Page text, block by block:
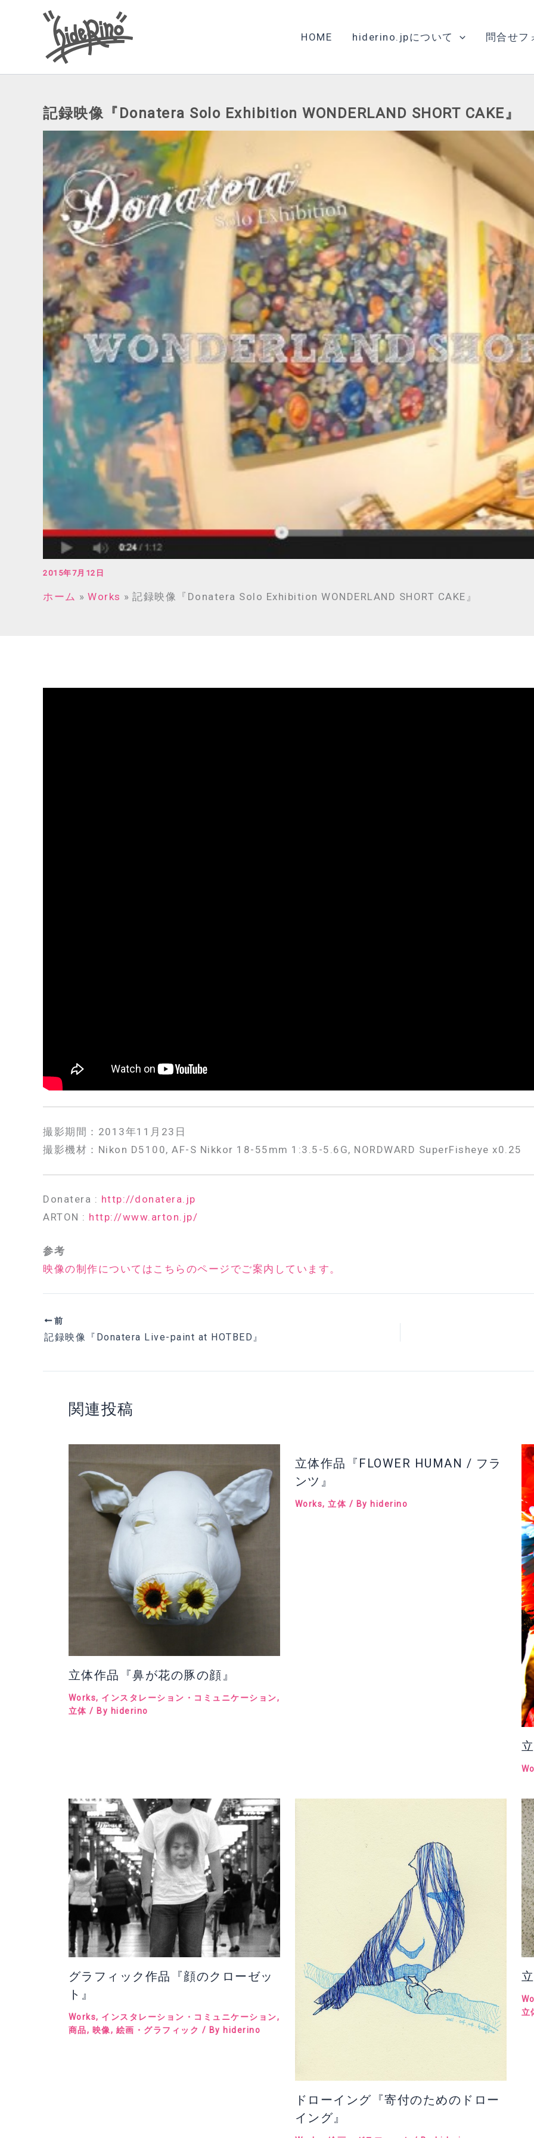
HOME hiderino.jpについて 問合せフ
記録映像『Donatera Solo Exhibition WONDERLAND SHORT CAKE』
2015年7月12日
ホーム Works 記録映像『Donatera Solo Exhibition WONDERLAND SHORT CAKE』
撮影期間：2013年11月23日
撮影機材：Nikon D5100, AF-S Nikkor 18-55mm 1:3.5-5.6G, NORDWARD SuperFisheye x0.25
Donatera : http://donatera.jp
ARTON : http://www.arton.jp/
参考
映像の制作についてはこちらのページでご案内しています。
前
記録映像『Donatera Live-paint at HOTBED』
関連投稿
立体作品『鼻が花の豚の顔』
Works, インスタレーション・コミュニケーション,
立体 / By hiderino
立体作品『FLOWER HUMAN / フラ
ンツ』
Works, 立体 / By hiderino
グラフィック作品『顔のクローゼッ
ト』
Works, インスタレーション・コミュニケーション,
商品, 映像, 絵画・グラフィック / By hiderino
ドローイング『寄付のためのドロー
イング』
立